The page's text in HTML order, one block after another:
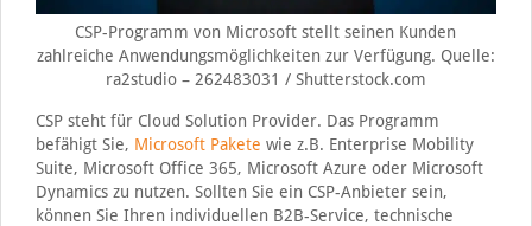
CSP-Programm von Microsoft stellt seinen Kunden
zahlreiche Anwendungsmöglichkeiten zur Verfügung. Quelle:
ra2studio – 262483031 / Shutterstock.com
CSP steht für Cloud Solution Provider. Das Programm
befähigt Sie, Microsoft Pakete wie z.B. Enterprise Mobility
Suite, Microsoft Office 365, Microsoft Azure oder Microsoft
Dynamics zu nutzen. Sollten Sie ein CSP-Anbieter sein,
können Sie Ihren individuellen B2B-Service, technische